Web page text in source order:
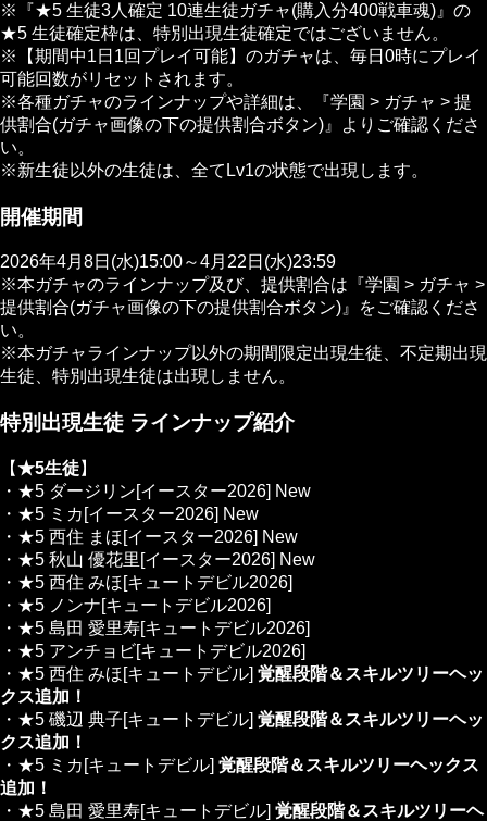
※『★5 生徒3人確定 10連生徒ガチャ(購入分400戦車魂)』の
★5 生徒確定枠は、特別出現生徒確定ではございません。
※【期間中1日1回プレイ可能】のガチャは、毎日0時にプレイ
可能回数がリセットされます。
※各種ガチャのラインナップや詳細は、『学園 > ガチャ > 提
供割合(ガチャ画像の下の提供割合ボタン)』よりご確認くださ
い。
※新生徒以外の生徒は、全てLv1の状態で出現します。
開催期間
2026年4月8日(水)15:00～4月22日(水)23:59
※本ガチャのラインナップ及び、提供割合は『学園 > ガチャ >
提供割合(ガチャ画像の下の提供割合ボタン)』をご確認くださ
い。
※本ガチャラインナップ以外の期間限定出現生徒、不定期出現
生徒、特別出現生徒は出現しません。
特別出現生徒 ラインナップ紹介
【★5生徒】
・★5 ダージリン[イースター2026] New
・★5 ミカ[イースター2026] New
・★5 西住 まほ[イースター2026] New
・★5 秋山 優花里[イースター2026] New
・★5 西住 みほ[キュートデビル2026]
・★5 ノンナ[キュートデビル2026]
・★5 島田 愛里寿[キュートデビル2026]
・★5 アンチョビ[キュートデビル2026]
・★5 西住 みほ[キュートデビル] 覚醒段階＆スキルツリーヘッ
クス追加！
・★5 磯辺 典子[キュートデビル] 覚醒段階＆スキルツリーヘッ
クス追加！
・★5 ミカ[キュートデビル] 覚醒段階＆スキルツリーヘックス
追加！
・★5 島田 愛里寿[キュートデビル] 覚醒段階＆スキルツリーヘ